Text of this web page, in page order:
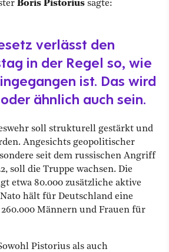
Boris Pistorius sagte:
verlässt den
in der Regel so, wie
ist. Das wird
ähnlich auch sein.
soll strukturell gestärkt und
Angesichts geopolitischer
seit dem russischen Angriff
soll die Truppe wachsen. Die
etwa 80.000 zusätzliche aktive
hält für Deutschland eine
Männern und Frauen für
Pistorius als auch